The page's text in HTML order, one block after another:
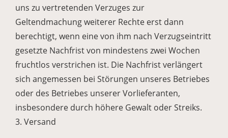
uns zu vertretenden Verzuges zur
Geltendmachung weiterer Rechte erst dann
berechtigt, wenn eine von ihm nach Verzugseintritt
gesetzte Nachfrist von mindestens zwei Wochen
fruchtlos verstrichen ist. Die Nachfrist verlängert
sich angemessen bei Störungen unseres Betriebes
oder des Betriebes unserer Vorlieferanten,
insbesondere durch höhere Gewalt oder Streiks.
3. Versand